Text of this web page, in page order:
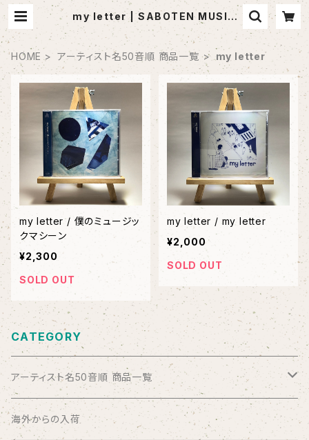
my letter | SABOTEN MUSIC
(セレクトCDショップ)
HOME アーティスト名50音順 商品一覧 my letter
my letter / 僕のミュージッ
クマシーン
¥2,300
SOLD OUT
my letter / my letter
¥2,000
SOLD OUT
CATEGORY
アーティスト名50音順 商品一覧
ABSOLUTE LOSERS
海外からの入荷